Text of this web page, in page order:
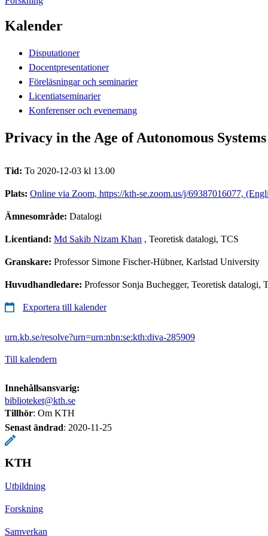
Kalender
Disputationer
Docentpresentationer
Föreläsningar och seminarier
Licentiatseminarier
Konferenser och evenemang
Privacy in the Age of Autonomous Systems
Tid: To 2020-12-03 kl 13.00
Plats: Online via Zoom, https://kth-se.zoom.us/j/69387016077,
Ämnesområde: Datalogi
Licentiand: Md Sakib Nizam Khan , Teoretisk datalogi, TCS
Granskare: Professor Simone Fischer-Hübner, Karlstad University
Huvudhandledare: Professor Sonja Buchegger, Teoretisk datalogi,
Exportera till kalender
urn.kb.se/resolve?urn=urn:nbn:se:kth:diva-285909
Till kalendern
Innehållsansvarig:
biblioteket@kth.se
Tillhör: Om KTH
Senast ändrad: 2020-11-25
KTH
Utbildning
Forskning
Samverkan